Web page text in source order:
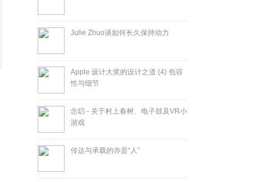
Julie Zhuo谈如何长久保持动力
Apple 设计大奖的设计之道 (4) 包容
性与细节
念叨 - 关于村上春树、电子鼓及VR小
游戏
传达与承载的亦是“人”